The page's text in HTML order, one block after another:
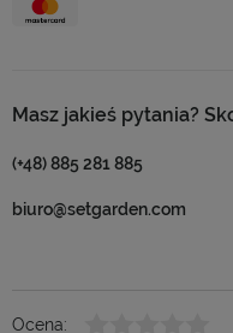
Masz jakieś pytania?
(+48) 885 281 885
biuro@setgarden.com
Ocena: